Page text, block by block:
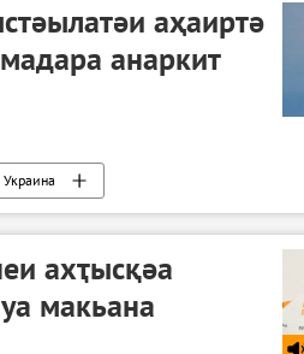
аҳаиртә
анаркит
Украина
ахҭысқәа
макьана